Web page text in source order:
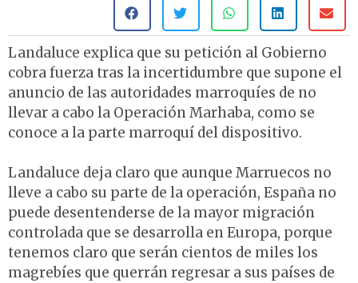
Landaluce explica que su petición al Gobierno
cobra fuerza tras la incertidumbre que supone el
anuncio de las autoridades marroquíes de no
llevar a cabo la Operación Marhaba, como se
conoce a la parte marroquí del dispositivo.
Landaluce deja claro que aunque Marruecos no
lleve a cabo su parte de la operación, España no
puede desentenderse de la mayor migración
controlada que se desarrolla en Europa, porque
tenemos claro que serán cientos de miles los
magrebíes que querrán regresar a sus países de